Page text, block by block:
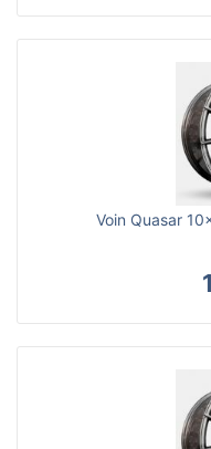
Voin Quasar